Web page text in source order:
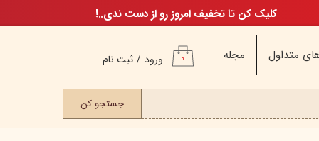
متداول مجله ورود / ثبت نام
تغییر گذر واژه
۰
جستجو کن
کلیک کن تا تخفیف امروز رو از دست ندی..!